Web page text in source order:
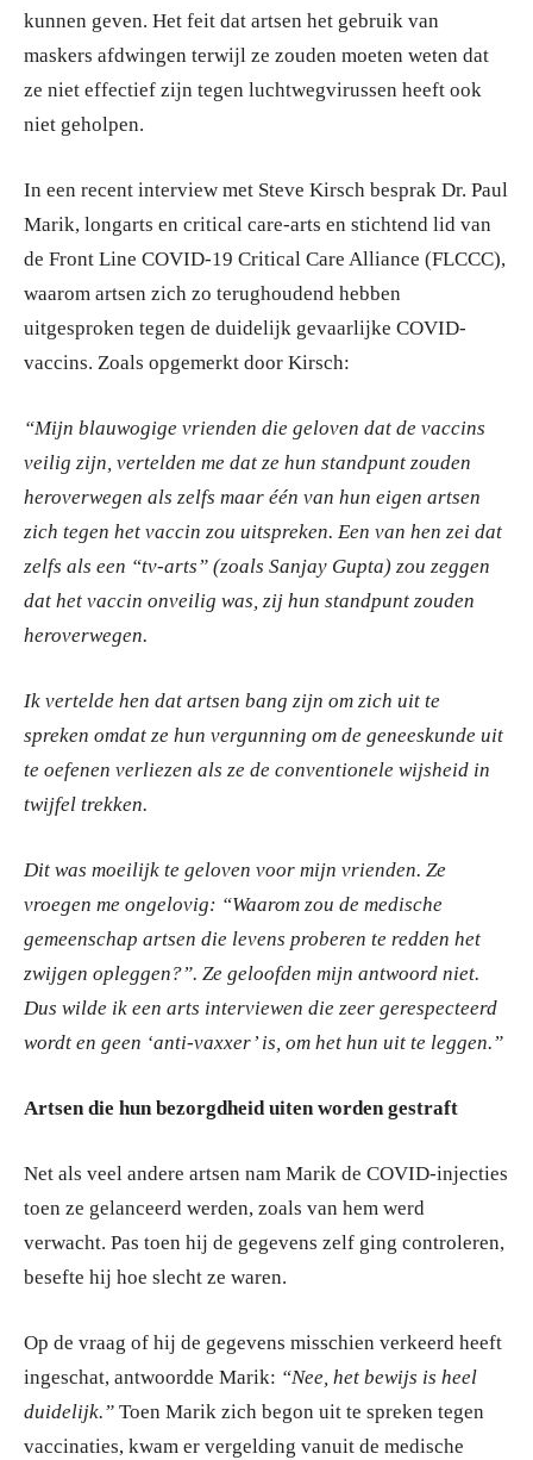
kunnen geven. Het feit dat artsen het gebruik van
maskers afdwingen terwijl ze zouden moeten weten dat
ze niet effectief zijn tegen luchtwegvirussen heeft ook
niet geholpen.
In een recent interview met Steve Kirsch besprak Dr. Paul
Marik, longarts en critical care-arts en stichtend lid van
de Front Line COVID-19 Critical Care Alliance (FLCCC),
waarom artsen zich zo terughoudend hebben
uitgesproken tegen de duidelijk gevaarlijke COVID-
vaccins. Zoals opgemerkt door Kirsch:
“Mijn blauwogige vrienden die geloven dat de vaccins
veilig zijn, vertelden me dat ze hun standpunt zouden
heroverwegen als zelfs maar één van hun eigen artsen
zich tegen het vaccin zou uitspreken. Een van hen zei dat
zelfs als een “tv-arts” (zoals Sanjay Gupta) zou zeggen
dat het vaccin onveilig was, zij hun standpunt zouden
heroverwegen.
Ik vertelde hen dat artsen bang zijn om zich uit te
spreken omdat ze hun vergunning om de geneeskunde uit
te oefenen verliezen als ze de conventionele wijsheid in
twijfel trekken.
Dit was moeilijk te geloven voor mijn vrienden. Ze
vroegen me ongelovig: “Waarom zou de medische
gemeenschap artsen die levens proberen te redden het
zwijgen opleggen?”. Ze geloofden mijn antwoord niet.
Dus wilde ik een arts interviewen die zeer gerespecteerd
wordt en geen ‘anti-vaxxer’ is, om het hun uit te leggen.”
Artsen die hun bezorgdheid uiten worden gestraft
Net als veel andere artsen nam Marik de COVID-injecties
toen ze gelanceerd werden, zoals van hem werd
verwacht. Pas toen hij de gegevens zelf ging controleren,
besefte hij hoe slecht ze waren.
Op de vraag of hij de gegevens misschien verkeerd heeft
ingeschat, antwoordde Marik: “Nee, het bewijs is heel
duidelijk.” Toen Marik zich begon uit te spreken tegen
vaccinaties, kwam er vergelding vanuit de medische